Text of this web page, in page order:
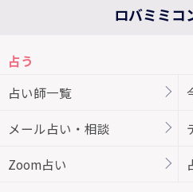
ロバミミコ
占う
占い師一覧
メール占い・相談
Zoom占い